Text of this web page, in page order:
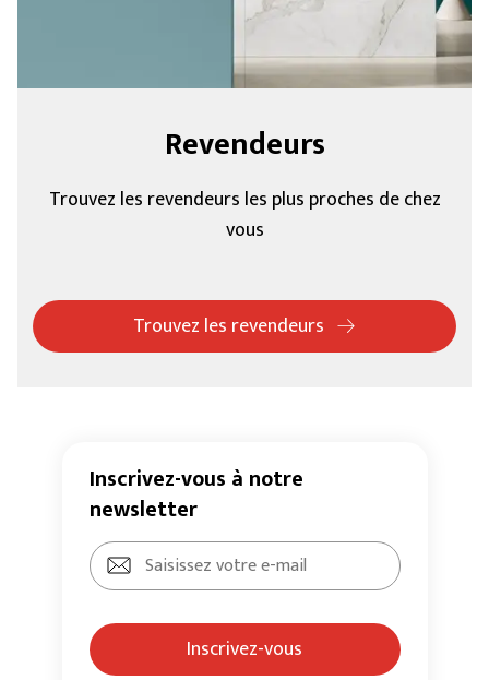
Revendeurs
Trouvez les revendeurs les plus proches de chez
vous
Trouvez les revendeurs
Inscrivez-vous à notre
newsletter
Inscrivez-vous